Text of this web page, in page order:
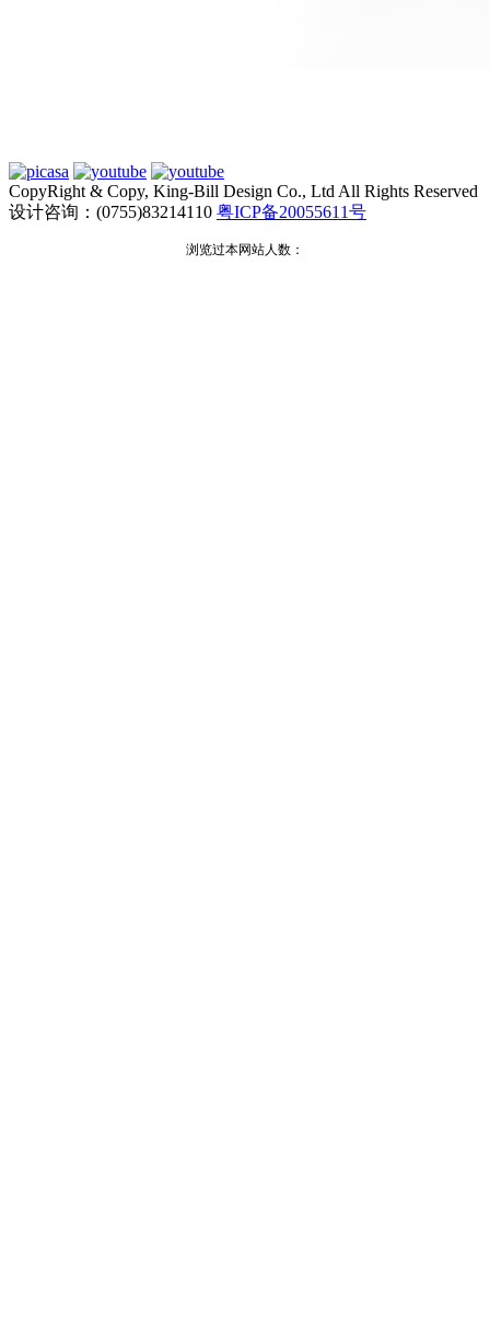
CopyRight & Copy, King-Bill Design Co., Ltd All Rights Reserved
设计咨询：(0755)83214110 粤ICP备20055611号
浏览过本网站人数：